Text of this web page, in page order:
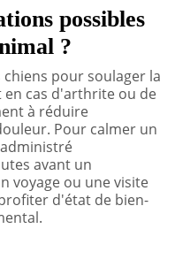
possibles
?
chiens pour soulager la
cas d'arthrite ou de
à réduire
Pour calmer un
avant un
voyage ou une visite
d'état de bien-